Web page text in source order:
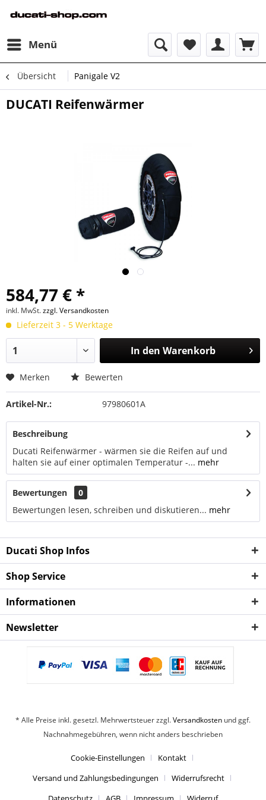
Menü
Übersicht Panigale V2
DUCATI Reifenwärmer
584,77 € *
inkl. MwSt.zzgl. Versandkosten
Lieferzeit 3 - 5 Werktage
In den Warenkorb
Merken Bewerten
Artikel-Nr.: 97980601A
Beschreibung
Ducati Reifenwärmer - wärmen sie die Reifen auf und
halten sie auf einer optimalen Temperatur -... mehr
Bewertungen
0
Bewertungen lesen, schreiben und diskutieren... mehr
Ducati Shop Infos
Shop Service
Informationen
Newsletter
* Alle Preise inkl. gesetzl. Mehrwertsteuer zzgl.Versandkosten und ggf.
Nachnahmegebühren, wenn nicht anders beschrieben
Cookie-Einstellungen
Kontakt
Versand und Zahlungsbedingungen
Widerrufsrecht